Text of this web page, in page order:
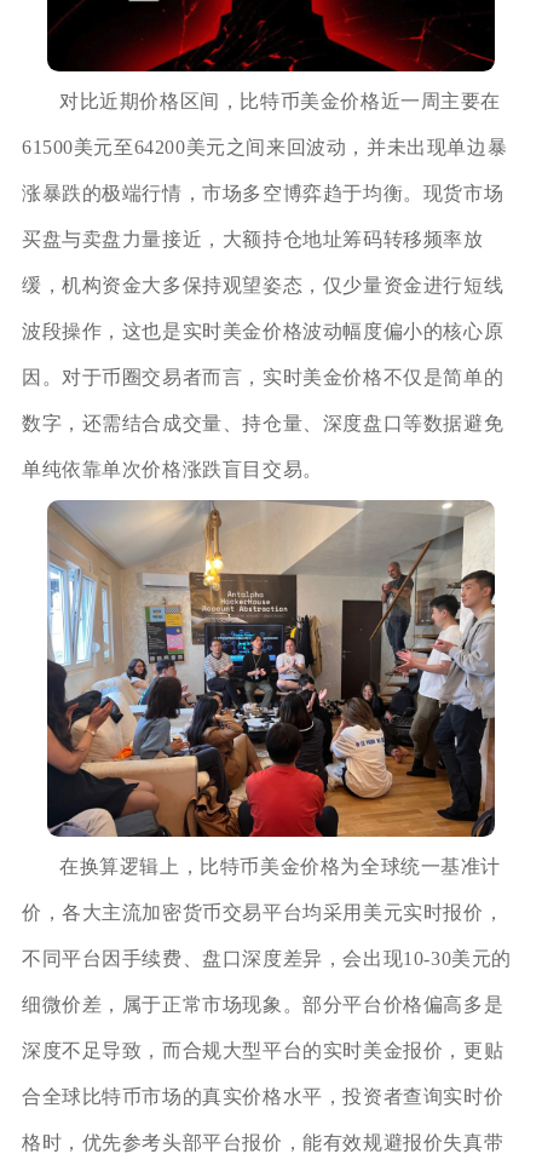
对比近期价格区间，比特币美金价格近一周主要在
61500美元至64200美元之间来回波动，并未出现单边暴
涨暴跌的极端行情，市场多空博弈趋于均衡。现货市场
买盘与卖盘力量接近，大额持仓地址筹码转移频率放
缓，机构资金大多保持观望姿态，仅少量资金进行短线
波段操作，这也是实时美金价格波动幅度偏小的核心原
因。对于币圈交易者而言，实时美金价格不仅是简单的
数字，还需结合成交量、持仓量、深度盘口等数据避免
单纯依靠单次价格涨跌盲目交易。
在换算逻辑上，比特币美金价格为全球统一基准计
价，各大主流加密货币交易平台均采用美元实时报价，
不同平台因手续费、盘口深度差异，会出现10‑30美元的
细微价差，属于正常市场现象。部分平台价格偏高多是
深度不足导致，而合规大型平台的实时美金报价，更贴
合全球比特币市场的真实价格水平，投资者查询实时价
格时，优先参考头部平台报价，能有效规避报价失真带